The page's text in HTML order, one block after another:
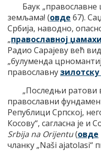
Баук „православне
земљама! (овде 67).
Србија, наводно,
„православној
Радио Сарајеву већ
„булуменда
православну
„Последњи ратови
православни
Републици Српској,
Косову“, сагласна је и
Srbija na Orijentu(овде
чланку „Naši ajatolasi“